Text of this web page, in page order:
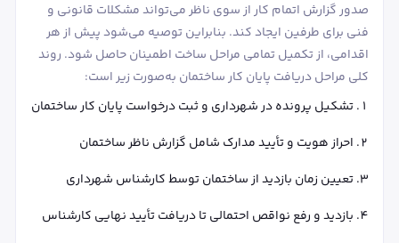
صدور گزارش اتمام کار از سوی ناظر می‌تواند مشکلات قانونی و
فنی برای طرفین ایجاد کند. بنابراین توصیه می‌شود پیش از هر
اقدامی، از تکمیل تمامی مراحل ساخت اطمینان حاصل شود. روند
کلی مراحل دریافت پایان کار ساختمان به‌صورت زیر است:
تشکیل پرونده در شهرداری و ثبت درخواست پایان کار ساختمان
احراز هویت و تأیید مدارک شامل گزارش ناظر ساختمان
تعیین زمان بازدید از ساختمان توسط کارشناس شهرداری
بازدید و رفع نواقص احتمالی تا دریافت تأیید نهایی کارشناس